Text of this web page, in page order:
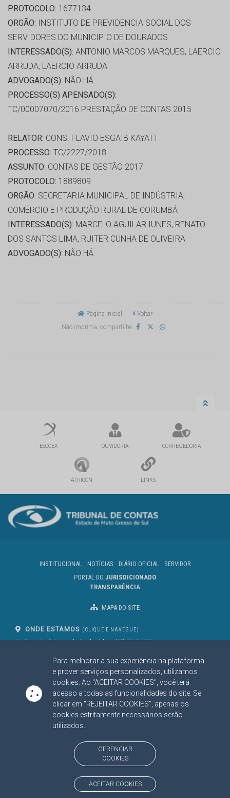
Para melhorar a sua experiência na plataforma
e prover serviços personalizados, utilizamos
cookies. Ao "ACEITAR COOKIES", você terá
acesso a todas as funcionalidades do site. Se
clicar em "REJEITAR COOKIES", apenas os
cookies estritamente necessários serão
utilizados.
GERENCIAR
COOKIES
ACEITAR COOKIES
PROTOCOLO: 1677134
ORGÃO: INSTITUTO DE PREVIDENCIA SOCIAL DOS
SERVIDORES DO MUNICIPIO DE DOURADOS
INTERESSADO(S): ANTONIO MARCOS MARQUES, LAERCIO
ARRUDA, LAERCIO ARRUDA
ADVOGADO(S): NÃO HÁ
PROCESSO(S) APENSADO(S):
TC/00007070/2016 PRESTAÇÃO DE CONTAS 2015
RELATOR: CONS. FLAVIO ESGAIB KAYATT
PROCESSO: TC/2227/2018
ASSUNTO: CONTAS DE GESTÃO 2017
PROTOCOLO: 1889809
ORGÃO: SECRETARIA MUNICIPAL DE INDÚSTRIA,
COMÉRCIO E PRODUÇÃO RURAL DE CORUMBÁ
INTERESSADO(S): MARCELO AGUILAR IUNES, RENATO
DOS SANTOS LIMA, RUITER CUNHA DE OLIVEIRA
ADVOGADO(S): NÃO HÁ
Página Inicial
Voltar
Não imprima, compartilhe
ESCOEX OUVIDORIA CORREGEDORIA
ATRICON LINKS
INSTITUCIONAL NOTÍCIAS DIÁRIO OFICIAL
SERVIDOR
PORTAL DO JURISDICIONADO
TRANSPARÊNCIA
MAPA DO SITE
ONDE ESTAMOS (CLIQUE E NAVEGUE)
Av. Des. José Nunes da Cunha, bloco
Campo Grande/MS
CEP: 79031-310
(67) 3317-1500
SIGA NOSSAS REDES SOCIAIS
Linked InYoutube
Facebook
X
BAIXE NOSSO APLICATIVO